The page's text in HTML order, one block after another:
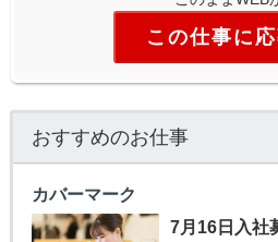
この仕事に
おすすめのお仕事
カバーマーク
7月16日入社